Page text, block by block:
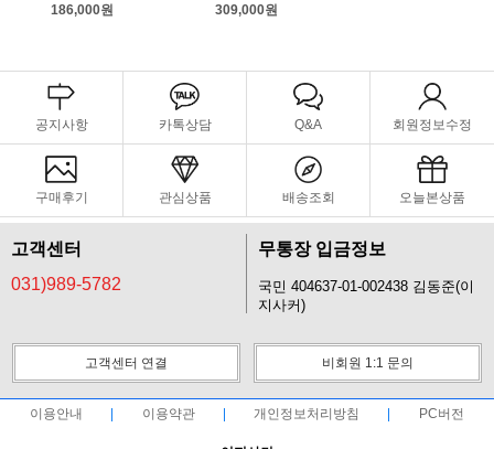
186,000원
309,000원
공지사항 카톡상담 Q&A 회원정보수정
구매후기 관심상품 배송조회 오늘본상품
고객센터
031)989-5782
무통장 입금정보
국민 404637-01-002438 김동준(이
지사커)
고객센터 연결 비회원 1:1 문의
이용안내 이용약관 개인정보처리방침 PC버전